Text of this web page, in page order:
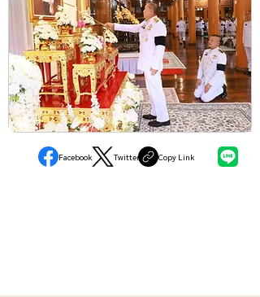
ภูมิภาค
Facebook Twitter Copy Link